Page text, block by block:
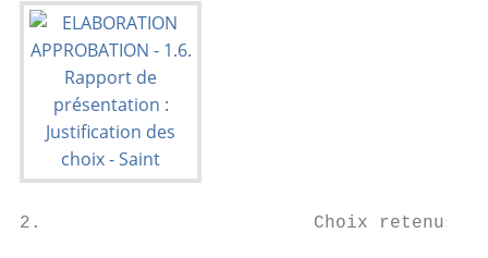
2.                         Choix retenus